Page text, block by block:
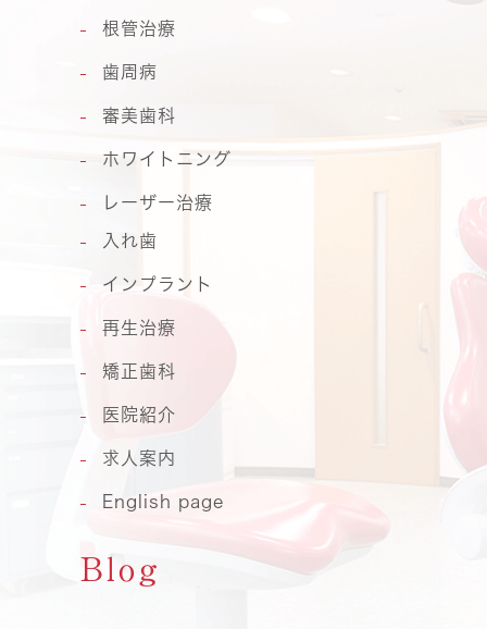
根管治療
歯周病
審美歯科
ホワイトニング
レーザー治療
入れ歯
インプラント
再生治療
矯正歯科
医院紹介
求人案内
English page
Blog